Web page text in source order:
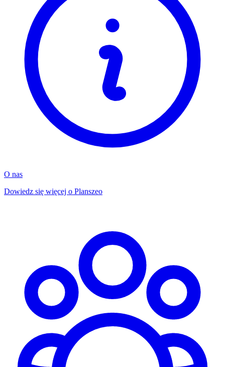
O nas
Dowiedz się więcej o Planszeo